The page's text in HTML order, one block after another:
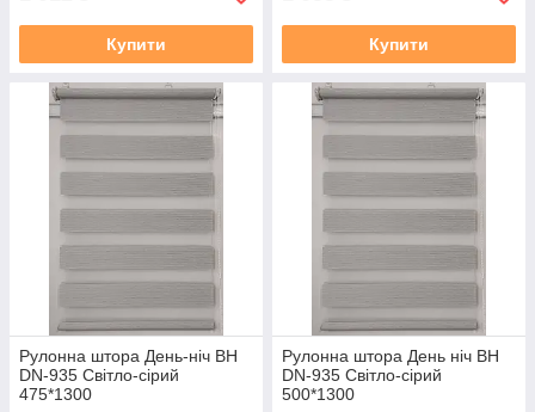
Купити Купити
Рулонна штора День-ніч BH
DN-935 Світло-сірий
475*1300
Рулонна штора День ніч BH
DN-935 Світло-сірий
500*1300